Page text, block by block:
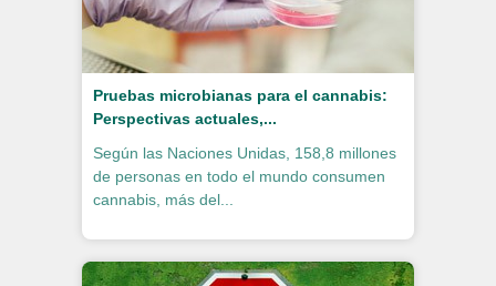
Pruebas microbianas para el cannabis:
Perspectivas actuales,...
Según las Naciones Unidas, 158,8 millones
de personas en todo el mundo consumen
cannabis, más del...